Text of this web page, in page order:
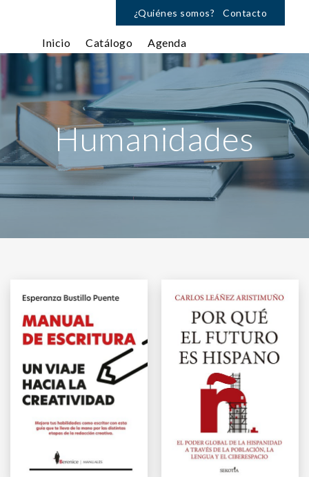
¿Quiénes somos? Contacto
Inicio Catálogo Agenda
Humanidades